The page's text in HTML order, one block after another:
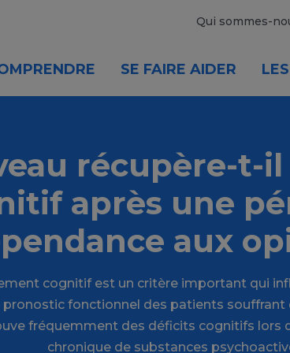
Qui sommes-
SE FAIRE AIDER
récupère-t-
après une
aux
cognitif est un critère important qui
fonctionnel des patients
fréquemment des déficits cognitifs lors
chronique de substances